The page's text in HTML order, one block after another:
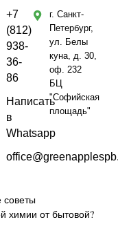
+7
(812)
938-
36-
86
Написать
в
Whatsapp
г. Санкт-
Петербург,
ул. Белы
куна, д. 30,
оф. 232
БЦ
"Софийская
площадь"
советы
химии от бытовой?